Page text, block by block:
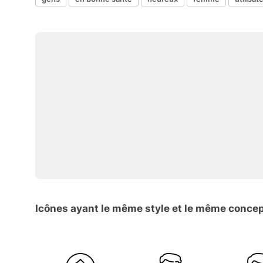
Icônes ayant le même style et le même